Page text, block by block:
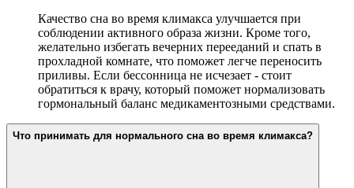
Качество сна во время климакса улучшается при
соблюдении активного образа жизни. Кроме того,
желательно избегать вечерних перееданий и спать в
прохладной комнате, что поможет легче переносить
приливы. Если бессонница не исчезает - стоит
обратиться к врачу, который поможет нормализовать
гормональный баланс медикаментозными средствами.
Что принимать для нормального сна во время климакса?